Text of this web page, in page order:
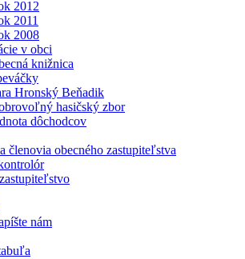
2012
2011
2008
v obci
knižnica
Hronský Beňadik
hasičský zbor
dôchodcov
členovia obecného zastupiteľstva
nám